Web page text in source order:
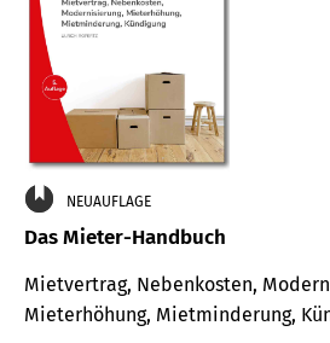
NEUAUFLAGE
Das Mieter-Handbuch
Mietvertrag, Nebenkosten,
Mieterhöhung, Mietminderung,